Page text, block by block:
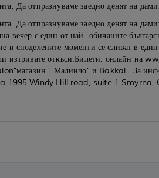
Да отпразнуваме заедно денят на
Да отпразнуваме заедно денят на
вечер с един от най -обичаните
и споделените моменти се сливат в
изтривате откъси.Билети: онлайн
" Малинчо" и Bakkal . За
1995 Windy Hill road, suite 1 Smyrna,